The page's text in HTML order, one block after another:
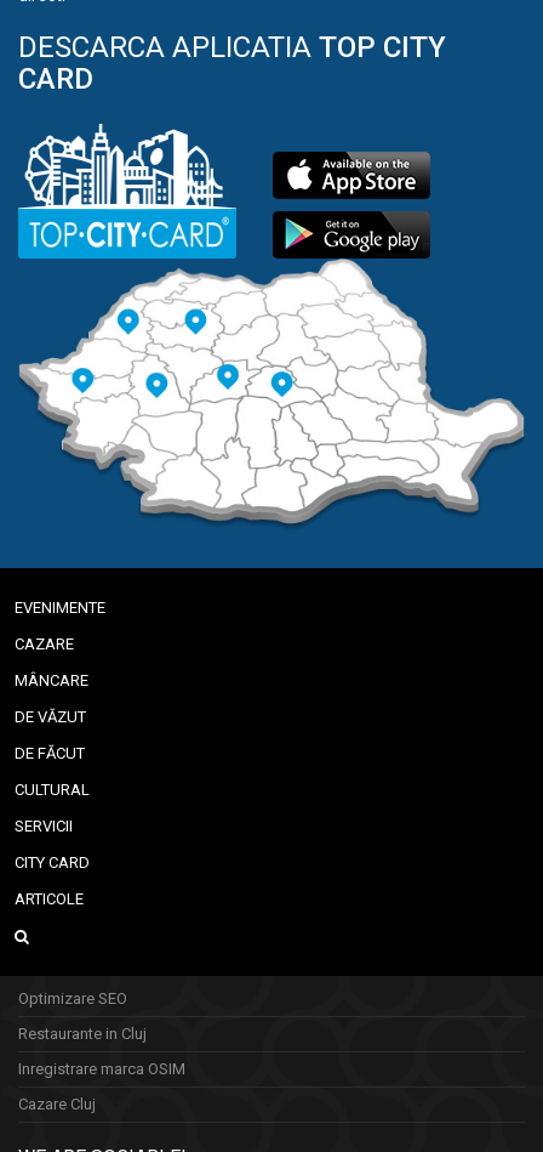
DESCARCA APLICATIA TOP CITY
CARD
EVENIMENTE
CAZARE
MÂNCARE
DE VĂZUT
DE FĂCUT
CULTURAL
SERVICII
CITY CARD
ARTICOLE
Optimizare SEO
Restaurante in Cluj
Inregistrare marca OSIM
Cazare Cluj